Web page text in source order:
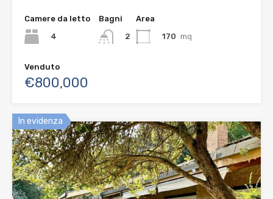
Camere da letto
4
Bagni
2
Area
170 mq
Venduto
€800,000
In evidenza